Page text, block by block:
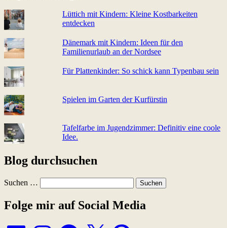
Lüttich mit Kindern: Kleine Kostbarkeiten
entdecken
Dänemark mit Kindern: Ideen für den
Familienurlaub an der Nordsee
Für Plattenkinder: So schick kann Typenbau sein
Spielen im Garten der Kurfürstin
Tafelfarbe im Jugendzimmer: Definitiv eine coole
Idee.
Blog durchsuchen
Suchen …
Folge mir auf Social Media
LinkedIn Instagram FacebookX Pinterest